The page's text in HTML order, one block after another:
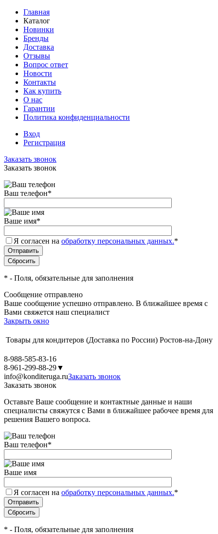
Главная
Каталог
Новинки
Бренды
Доставка
Отзывы
Вопрос ответ
Новости
Контакты
Как купить
О нас
Гарантии
Политика конфиденциальности
Вход
Регистрация
Заказать звонок
Заказать звонок
Ваш телефон*
Ваше имя*
Я согласен на обработку персональных данных.*
* - Поля, обязательные для заполнения
Сообщение отправлено
Ваше сообщение успешно отправлено. В ближайшее время с
Вами свяжется наш специалист
Закрыть окно
Товары для кондитеров (Доставка по России) Ростов-на-Дону
8-988-585-83-16
8-961-299-88-29▼
info@konditeruga.ruЗаказать звонок
Заказать звонок
Оставьте Ваше сообщение и контактные данные и наши
специалисты свяжутся с Вами в ближайшее рабочее время для
решения Вашего вопроса.
Ваш телефон*
Ваше имя
Я согласен на обработку персональных данных.*
* - Поля, обязательные для заполнения